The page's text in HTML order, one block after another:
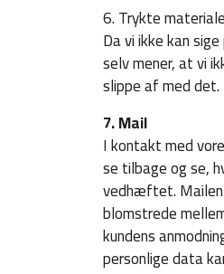
6. Trykte
Da vi ikke kan
selv mener, at vi
slippe af med det.
7. Mail
I kontakt med
se tilbage og se,
vedhæftet. Mailen
blomstrede
kundens
personlige data